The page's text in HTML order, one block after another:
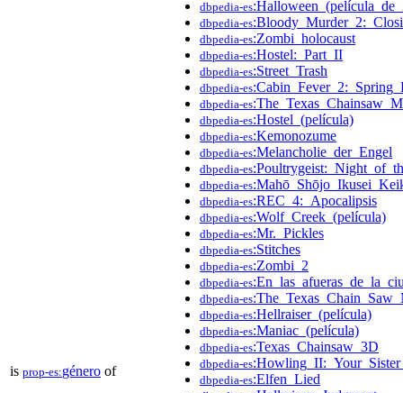
is prop-es:género of
dbpedia-es
dbpedia-es
dbpedia-es:Zombi_holocaust
dbpedia-es:Hostel:_Part_II
dbpedia-es:Street_Trash
dbpedia-es
dbpedia-es
dbpedia-es:Hostel_(película)
dbpedia-es:Kemonozume
dbpedia-es:Melancholie_der_Engel
dbpedia-es
dbpedia-es
dbpedia-es:REC_4:_Apocalipsis
dbpedia-es:Wolf_Creek_(película)
dbpedia-es:Mr._Pickles
dbpedia-es:Stitches
dbpedia-es:Zombi_2
dbpedia-es
dbpedia-es
dbpedia-es:Hellraiser_(película)
dbpedia-es:Maniac_(película)
dbpedia-es:Texas_Chainsaw_3D
dbpedia-es
dbpedia-es:Elfen_Lied